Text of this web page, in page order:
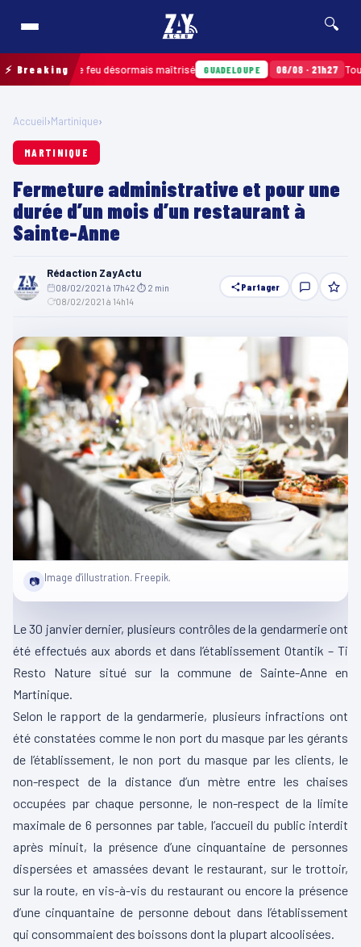
🔍
⚡ Breakingle feu désormais maîtrisé GUADELOUPE 06/08 · 21h27 Tour
Accueil›Martinique›
MARTINIQUE
Fermeture administrative et pour une
durée d’un mois d’un restaurant à
Sainte-Anne
Rédaction ZayActu
08/02/2021 à 17h42 ⏱ 2 min
08/02/2021 à 14h14
Partager
📷 Image d'illustration. Freepik.
Le 30 janvier dernier, plusieurs contrôles de la gendarmerie ont
été effectués aux abords et dans l’établissement Otantik – Ti
Resto Nature situé sur la commune de Sainte-Anne en
Martinique.
Selon le rapport de la gendarmerie, plusieurs infractions ont
été constatées comme le non port du masque par les gérants
de l’établissement, le non port du masque par les clients, le
non-respect de la distance d’un mètre entre les chaises
occupées par chaque personne, le non-respect de la limite
maximale de 6 personnes par table, l’accueil du public interdit
après minuit, la présence d’une cinquantaine de personnes
dispersées et amassées devant le restaurant, sur le trottoir,
sur la route, en vis-à-vis du restaurant ou encore la présence
d’une cinquantaine de personne debout dans l’établissement
qui consommaient des boissons dont la plupart alcoolisées.